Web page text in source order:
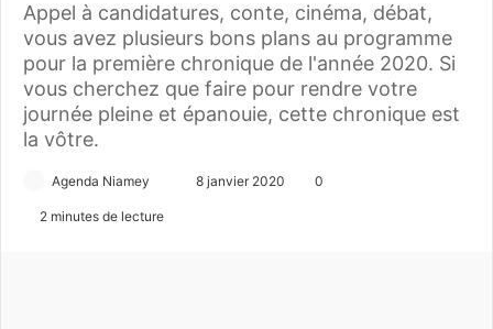
Appel à candidatures, conte, cinéma, débat,
vous avez plusieurs bons plans au programme
pour la première chronique de l'année 2020. Si
vous cherchez que faire pour rendre votre
journée pleine et épanouie, cette chronique est
la vôtre.
Agenda Niamey 8 janvier 2020 0
2 minutes de lecture